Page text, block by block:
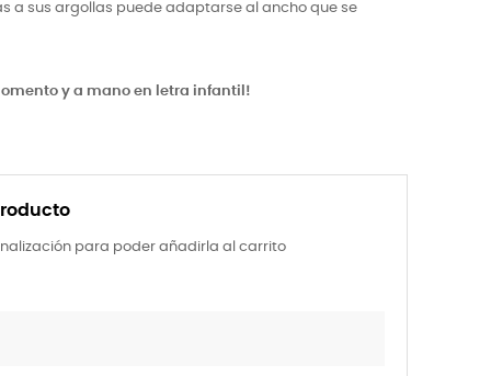
a sus argollas puede adaptarse al ancho que se
y a mano en letra infantil!
para poder añadirla al carrito